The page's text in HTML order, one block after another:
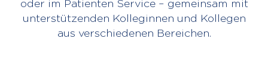
oder im Patienten Service – gemeinsam mit
unterstützenden Kolleginnen und Kollegen
aus verschiedenen Bereichen.